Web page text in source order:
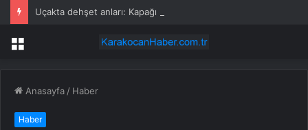
Menü
Anasayfa / Haber
Haber